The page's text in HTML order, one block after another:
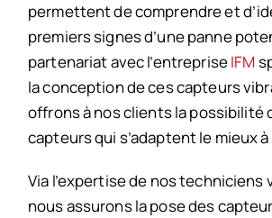
permettent de comprendre et
premiers signes d’une panne
partenariat avec l’entrepriseIFM
la conception de ces capteurs
offrons à nos clients la possibilité
capteurs qui s’adaptent le mieux
Via l’expertise de nos techniciens
nous assurons la pose des